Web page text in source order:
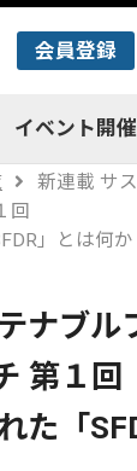
会員登録
イベント開
新連載 サ
回
」とは何か
ナブル
第１回
た「